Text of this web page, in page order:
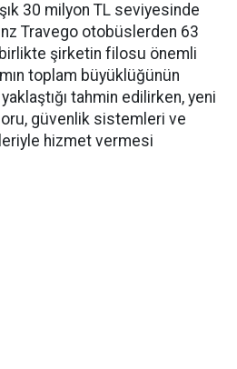
30 milyon TL seviyesinde
Travego otobüslerden 63
birlikte şirketin filosu önemli
toplam büyüklüğünün
tahmin edilirken, yeni
güvenlik sistemleri ve
hizmet vermesi